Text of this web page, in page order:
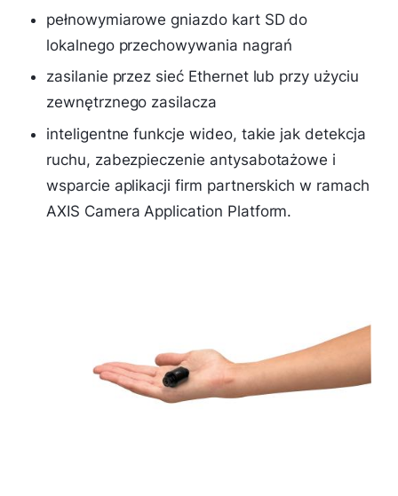
pełnowymiarowe gniazdo kart SD do
lokalnego przechowywania nagrań
zasilanie przez sieć Ethernet lub przy użyciu
zewnętrznego zasilacza
inteligentne funkcje wideo, takie jak detekcja
ruchu, zabezpieczenie antysabotażowe i
wsparcie aplikacji firm partnerskich w ramach
AXIS Camera Application Platform.